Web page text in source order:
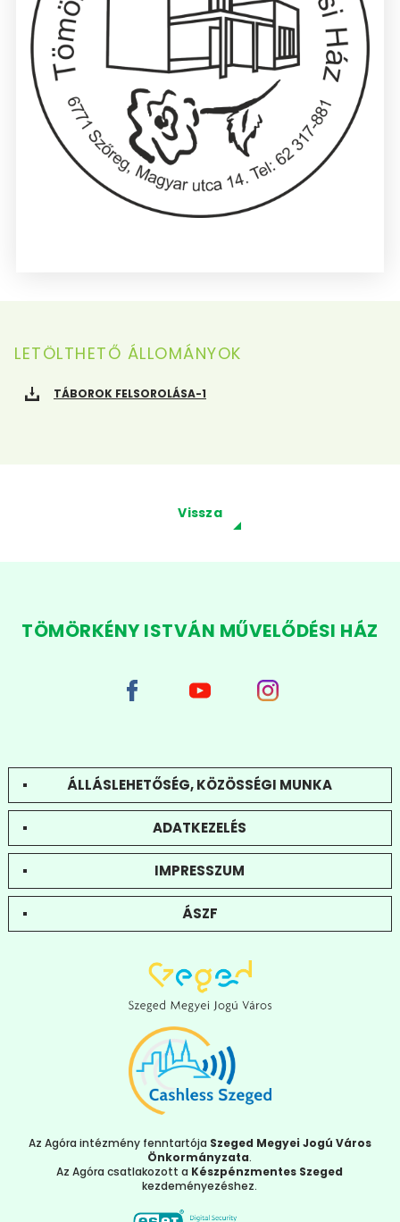
LETÖLTHETŐ ÁLLOMÁNYOK
TÁBOROK FELSOROLÁSA-1
Vissza
TÖMÖRKÉNY ISTVÁN MŰVELŐDÉSI HÁZ
ÁLLÁSLEHETŐSÉG, KÖZÖSSÉGI MUNKA
ADATKEZELÉS
IMPRESSZUM
ÁSZF
Az Agóra intézmény fenntartója Szeged Megyei Jogú Város
Önkormányzata.
Az Agóra csatlakozott a Készpénzmentes Szeged
kezdeményezéshez.